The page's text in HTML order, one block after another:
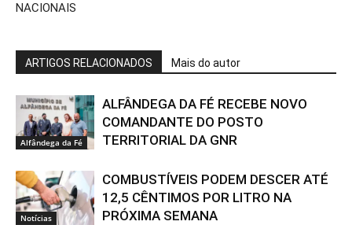
NACIONAIS
ARTIGOS RELACIONADOS Mais do autor
Alfândega da Fé
ALFÂNDEGA DA FÉ RECEBE NOVO
COMANDANTE DO POSTO
TERRITORIAL DA GNR
Notícias
COMBUSTÍVEIS PODEM DESCER ATÉ
12,5 CÊNTIMOS POR LITRO NA
PRÓXIMA SEMANA